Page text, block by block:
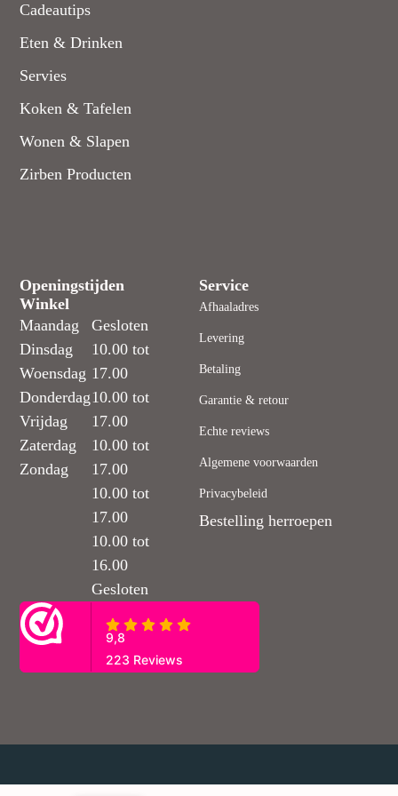
Cadeautips
Eten & Drinken
Servies
Koken & Tafelen
Wonen & Slapen
Zirben Producten
Openingstijden
Winkel
Maandag
Dinsdag
Woensdag
Donderdag
Vrijdag
Zaterdag
Zondag
Gesloten
10.00 tot
17.00
10.00 tot
17.00
10.00 tot
17.00
10.00 tot
17.00
10.00 tot
16.00
Gesloten
Service
Afhaaladres
Levering
Betaling
Garantie & retour
Echte reviews
Algemene voorwaarden
Privacybeleid
Bestelling herroepen